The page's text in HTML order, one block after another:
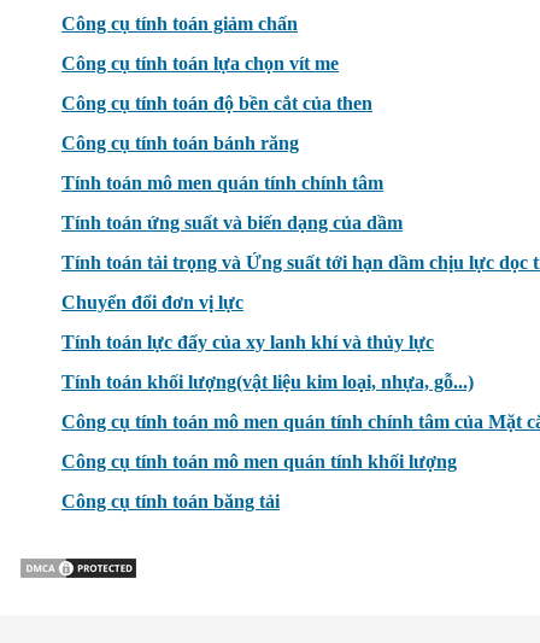
Công cụ tính toán giảm chấn
Công cụ tính toán lựa chọn vít me
Công cụ tính toán độ bền cắt của then
Công cụ tính toán bánh răng
Tính toán mô men quán tính chính tâm
Tính toán ứng suất và biến dạng của dầm
Tính toán tải trọng và Ứng suất tới hạn dầm chịu lực dọc
Chuyển đổi đơn vị lực
Tính toán lực đẩy của xy lanh khí và thủy lực
Tính toán khối lượng(vật liệu kim loại, nhựa, gỗ...)
Công cụ tính toán mô men quán tính chính tâm của Mặt
Công cụ tính toán mô men quán tính khối lượng
Công cụ tính toán băng tải